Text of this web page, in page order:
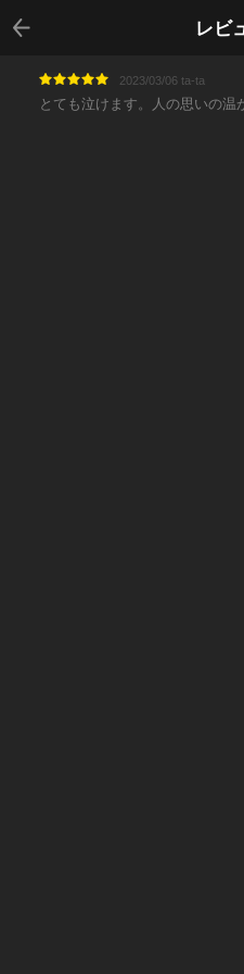
レビ
戻る
2023/03/06 ta-ta
とても泣けます。人の思いの温